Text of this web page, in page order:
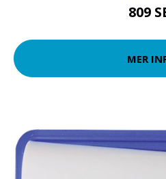
809
MER